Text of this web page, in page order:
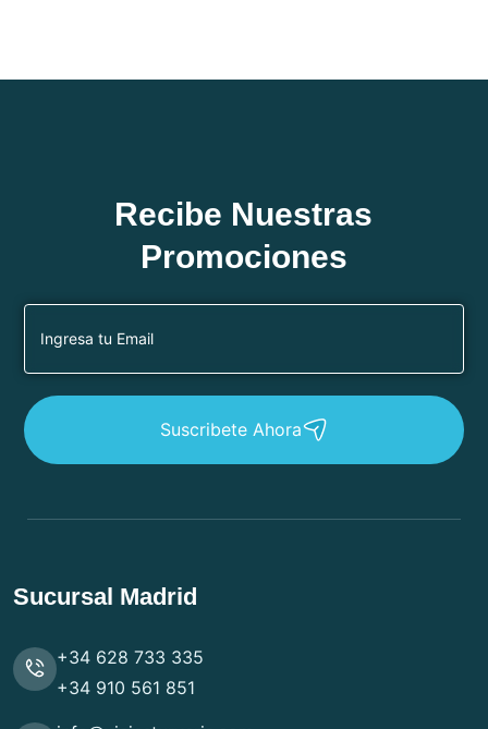
Recibe Nuestras
Promociones
Suscribete Ahora
Sucursal Madrid
+34 628 733 335
+34 910 561 851